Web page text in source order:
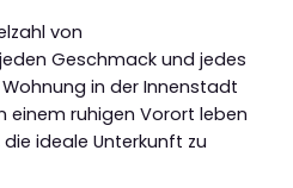
von
Geschmack und jedes
in der Innenstadt
einem ruhigen Vorort leben
ideale Unterkunft zu